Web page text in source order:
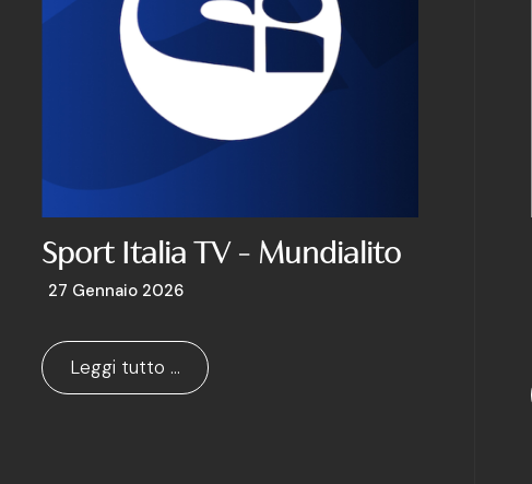
Sport Italia TV - Mundialito
27 Gennaio 2026
Leggi tutto …